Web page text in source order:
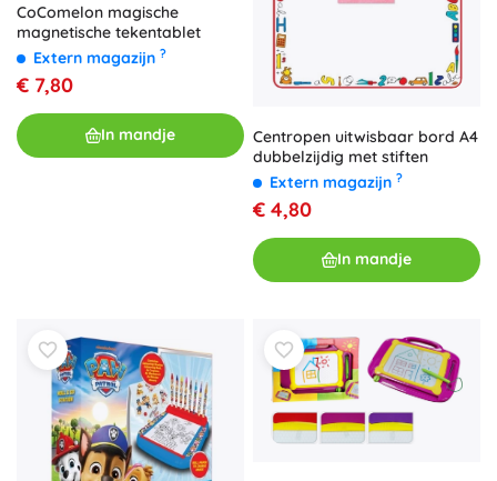
CoComelon magische
magnetische tekentablet
Extern magazijn ?
€ 7,80
In mandje
Centropen uitwisbaar bord A4
dubbelzijdig met stiften
Extern magazijn ?
€ 4,80
In mandje